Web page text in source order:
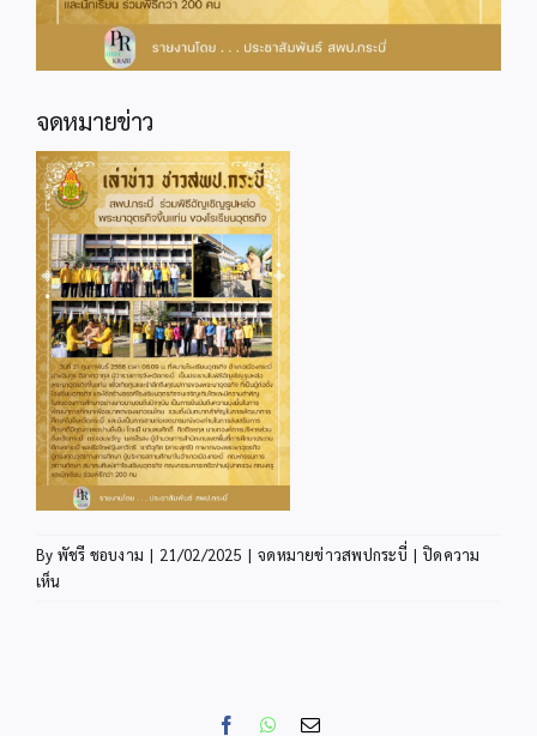
จดหมายข่าว
By พัชรี ชอบงาม | 21/02/2025 | จดหมายข่าวสพปกระบี่ | ปิดความ
เห็น
FacebookWhatsApp
Email